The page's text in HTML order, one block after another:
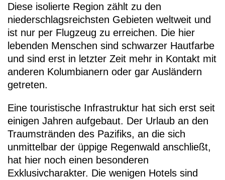
Diese isolierte Region zählt zu den
niederschlagsreichsten Gebieten weltweit und
ist nur per Flugzeug zu erreichen. Die hier
lebenden Menschen sind schwarzer Hautfarbe
und sind erst in letzter Zeit mehr in Kontakt mit
anderen Kolumbianern oder gar Ausländern
getreten.
Eine touristische Infrastruktur hat sich erst seit
einigen Jahren aufgebaut. Der Urlaub an den
Traumstränden des Pazifiks, an die sich
unmittelbar der üppige Regenwald anschließt,
hat hier noch einen besonderen
Exklusivcharakter. Die wenigen Hotels sind